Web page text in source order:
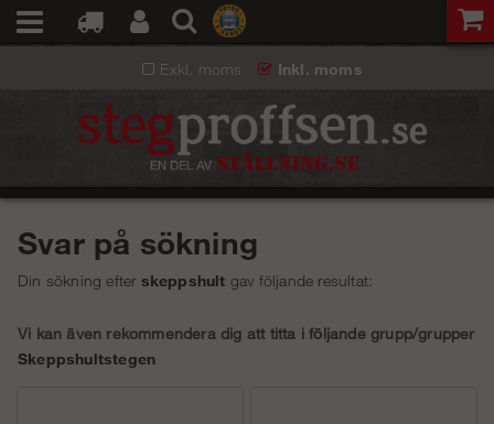
Exkl. moms Inkl. moms
Svar på sökning
Din sökning efter skeppshult gav följande resultat:
Vi kan även rekommendera dig att titta i följande grupp/grupper
Skeppshultstegen